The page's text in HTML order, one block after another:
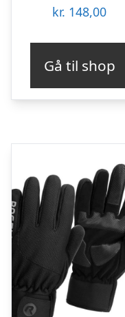
kr. 148,00
Gå til shop